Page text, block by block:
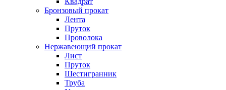
Бронзовый прокат
Лента
Пруток
Проволока
Нержавеющий прокат
Лист
Пруток
Шестигранник
Труба